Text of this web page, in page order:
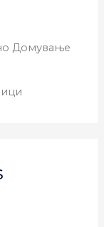
Домување